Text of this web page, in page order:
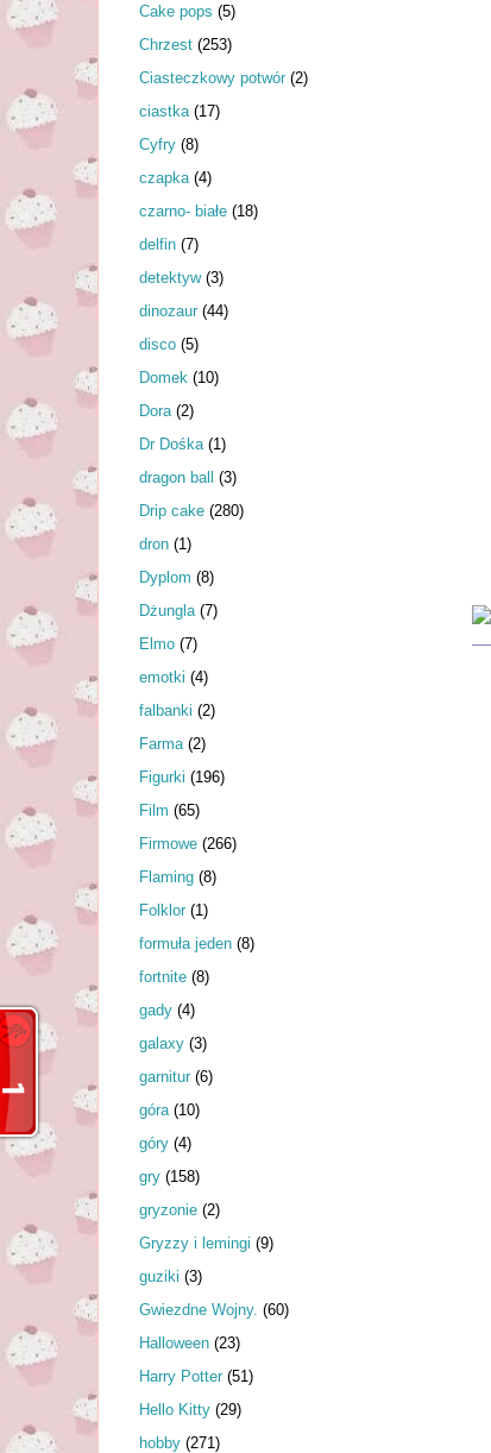
Cake pops (5)
Chrzest (253)
Ciasteczkowy potwór (2)
ciastka (17)
Cyfry (8)
czapka (4)
czarno- białe (18)
delfin (7)
detektyw (3)
dinozaur (44)
disco (5)
Domek (10)
Dora (2)
Dr Dośka (1)
dragon ball (3)
Drip cake (280)
dron (1)
Dyplom (8)
Dżungla (7)
Elmo (7)
emotki (4)
falbanki (2)
Farma (2)
Figurki (196)
Film (65)
Firmowe (266)
Flaming (8)
Folklor (1)
formuła jeden (8)
fortnite (8)
gady (4)
galaxy (3)
garnitur (6)
góra (10)
góry (4)
gry (158)
gryzonie (2)
Gryzzy i lemingi (9)
guziki (3)
Gwiezdne Wojny. (60)
Halloween (23)
Harry Potter (51)
Hello Kitty (29)
hobby (271)